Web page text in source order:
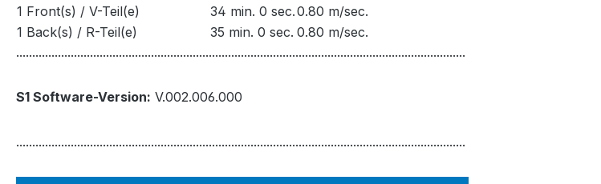
1 Front(s) / V-Teil(e)
34 min. 0 sec.0.80 m/sec.
1 Back(s) / R-Teil(e)
35 min. 0 sec. 0.80 m/sec.
............................................................................................................................................
S1 Software-Version: V.002.006.000
............................................................................................................................................